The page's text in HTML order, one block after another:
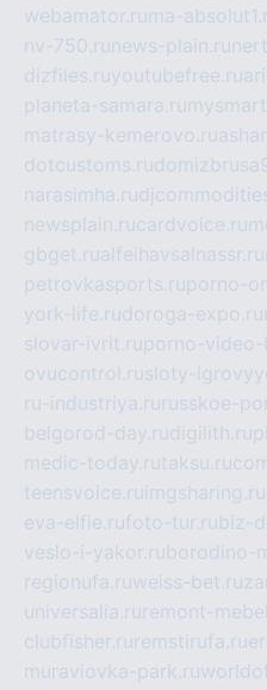
webamator.ru ma-
nv-750.ru news-plain.ru
dizfiles.ruyoutubefree.ru
planeta-samara.ru
matrasy-kemerovo.ru
dotcustoms.ru
narasimha.ru
newsplain.rucardvoice.ru
gbget.rualfeihavsalnassr.ru
petrovkasports.ruporno-
york-life.rudoroga-expo.ru
slovar-ivrit.ruporno-
ovucontrol.rusloty-
ru-industriya.ru russkoe-
belgorod-day.rudigilith.ru
medic-today.rutaksu.ru
teensvoice.ru imgsharing.ru
eva-elfie.rufoto-tur.rubiz-
veslo-i-yakor.ruborodino-
regionufa.ruweiss-bet.ru
universalia.ru remont-
clubfisher.ru remstirufa.ru
muraviovka-park.ru